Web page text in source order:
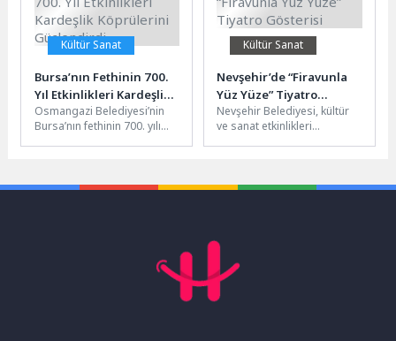
Kültür Sanat
Bursa’nın Fethinin 700.
Yıl Etkinlikleri Kardeşlik
Köprülerini Güçlendirdi
Osmangazi Belediyesi’nin
Bursa’nın fethinin 700. yılı
Erkan...
Kültür Sanat
Nevşehir’de “Firavunla
Yüz Yüze” Tiyatro
Gösterisi
Nevşehir Belediyesi, kültür
ve sanat etkinlikleri